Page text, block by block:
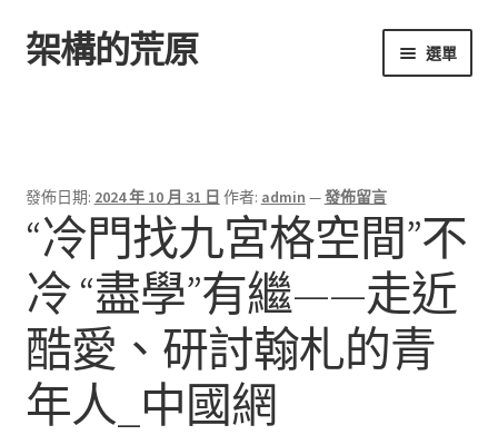
跳
至
跳
至
架構的荒原 選單
發佈日期: 2024 年 10 月 31 日 作者: admin —發佈留言
“冷門找九宮格空間”不
冷 “盡學”有繼——走近
酷愛、研討翰札的青
年人_中國網